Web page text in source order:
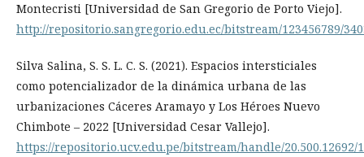
Montecristi [Universidad de San Gregorio de Porto Viejo].
http://repositorio.sangregorio.edu.ec/bitstream/123456789/
Silva Salina, S. S. L. C. S. (2021). Espacios intersticiales
como potencializador de la dinámica urbana de las
urbanizaciones Cáceres Aramayo y Los Héroes Nuevo
Chimbote – 2022 [Universidad Cesar Vallejo].
https://repositorio.ucv.edu.pe/bitstream/handle/20.500.12692/